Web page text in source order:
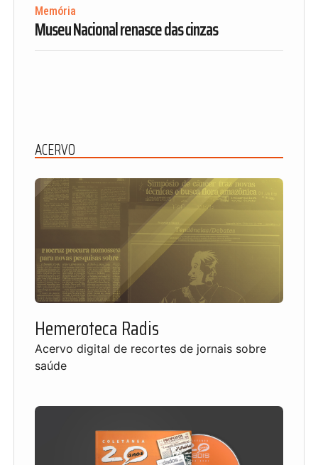
Memória
Museu Nacional renasce das cinzas
ACERVO
Hemeroteca Radis
Acervo digital de recortes de jornais sobre
saúde